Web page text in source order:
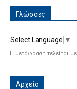
Γλώσσες
Select Language ▼
Η μετάφραση τελείται
Αρχείο